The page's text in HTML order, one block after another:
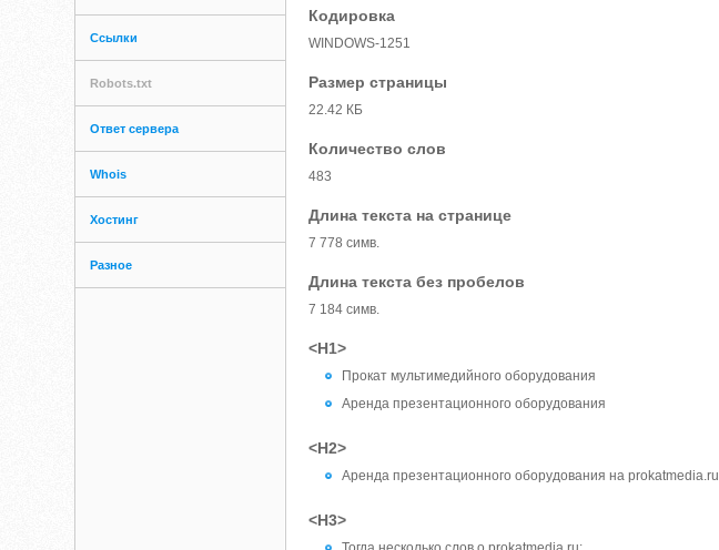
Ссылки
Robots.txt
Ответ сервера
Whois
Хостинг
Разное
Кодировка
WINDOWS-1251
Размер страницы
22.42 КБ
Количество слов
483
Длина текста на странице
7 778 симв.
Длина текста без пробелов
7 184 симв.
<H1>
Прокат мультимедийного оборудования
Аренда презентационного оборудования
<H2>
Аренда презентационного оборудования на prokatmedia.ru
<H3>